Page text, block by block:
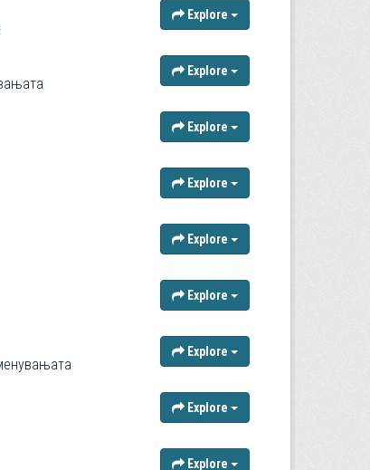
Explore
Explore
Explore
Explore
Explore
Explore
Explore
Explore
Explore